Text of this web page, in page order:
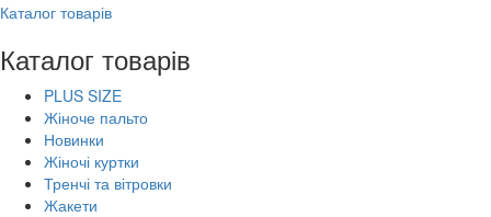
Каталог товарів
Каталог товарів
PLUS SIZE
Жіноче пальто
Новинки
Жіночі куртки
Тренчі та вітровки
Жакети